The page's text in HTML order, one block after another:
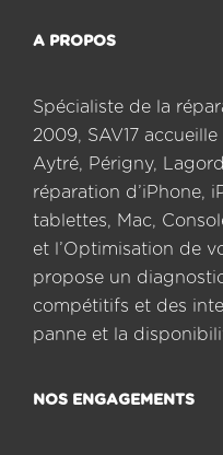
A PROPOS
Spécialiste de la
2009, SAV17
Aytré, Périgny,
réparation d’iPhone,
tablettes, Mac,
et l’Optimisation de
propose un
compétitifs et des
panne et la
NOS ENGAGEMENTS